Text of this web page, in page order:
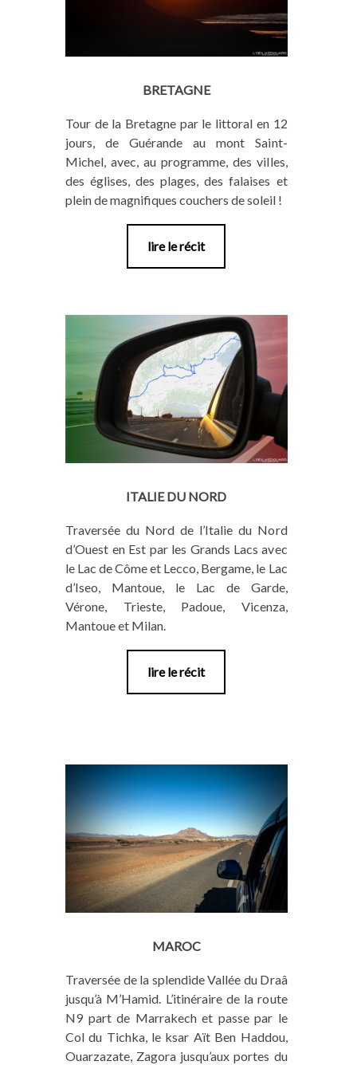
BRETAGNE
Tour de la Bretagne par le littoral en 12
jours, de Guérande au mont Saint-
Michel, avec, au programme, des villes,
des églises, des plages, des falaises et
plein de magnifiques couchers de soleil !
lire le récit
ITALIE DU NORD
Traversée du Nord de l’Italie du Nord
d’Ouest en Est par les Grands Lacs avec
le Lac de Côme et Lecco, Bergame, le Lac
d’Iseo, Mantoue, le Lac de Garde,
Vérone, Trieste, Padoue, Vicenza,
Mantoue et Milan.
lire le récit
MAROC
Traversée de la splendide Vallée du Draâ
jusqu’à M’Hamid. L’itinéraire de la route
N9 part de Marrakech et passe par le
Col du Tichka, le ksar Aït Ben Haddou,
Ouarzazate, Zagora jusqu’aux portes du